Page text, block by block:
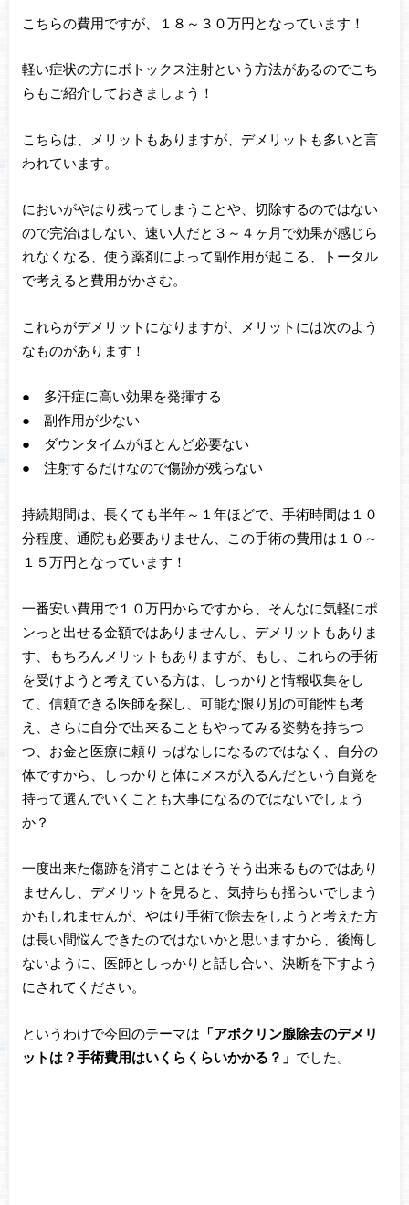
こちらの費用ですが、１８～３０万円となっています！
軽い症状の方にボトックス注射という方法があるのでこち
らもご紹介しておきましょう！
こちらは、メリットもありますが、デメリットも多いと言
われています。
においがやはり残ってしまうことや、切除するのではない
ので完治はしない、速い人だと３～４ヶ月で効果が感じら
れなくなる、使う薬剤によって副作用が起こる、トータル
で考えると費用がかさむ。
これらがデメリットになりますが、メリットには次のよう
なものがあります！
● 多汗症に高い効果を発揮する
● 副作用が少ない
● ダウンタイムがほとんど必要ない
● 注射するだけなので傷跡が残らない
持続期間は、長くても半年～１年ほどで、手術時間は１０
分程度、通院も必要ありません、この手術の費用は１０～
１５万円となっています！
一番安い費用で１０万円からですから、そんなに気軽にポ
ンっと出せる金額ではありませんし、デメリットもありま
す、もちろんメリットもありますが、もし、これらの手術
を受けようと考えている方は、しっかりと情報収集をし
て、信頼できる医師を探し、可能な限り別の可能性も考
え、さらに自分で出来ることもやってみる姿勢を持ちつ
つ、お金と医療に頼りっぱなしになるのではなく、自分の
体ですから、しっかりと体にメスが入るんだという自覚を
持って選んでいくことも大事になるのではないでしょう
か？
一度出来た傷跡を消すことはそうそう出来るものではあり
ませんし、デメリットを見ると、気持ちも揺らいでしまう
かもしれませんが、やはり手術で除去をしようと考えた方
は長い間悩んできたのではないかと思いますから、後悔し
ないように、医師としっかりと話し合い、決断を下すよう
にされてください。
というわけで今回のテーマは 「アポクリン腺除去のデメリ
ットは？手術費用はいくらくらいかかる？」 でした。